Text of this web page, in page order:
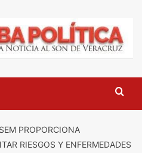
PROPORCIONA
RIESGOS Y ENFERMEDADES